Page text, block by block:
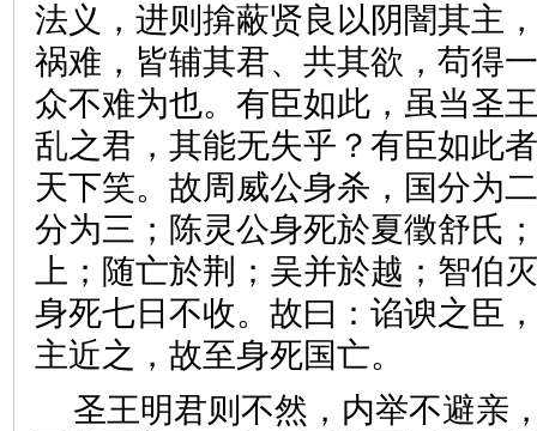
法义，进则揜蔽贤良以阴闇其主
祸难，皆辅其君、共其欲，苟得
众不难为也。有臣如此，虽当圣
乱之君，其能无失乎？有臣如此
天下笑。故周威公身杀，国分为
分为三；陈灵公身死於夏徵舒氏
上；随亡於荆；吴并於越；智伯
身死七日不收。故曰：谄谀之臣
主近之，故至身死国亡。
圣王明君则不然，内举不避亲